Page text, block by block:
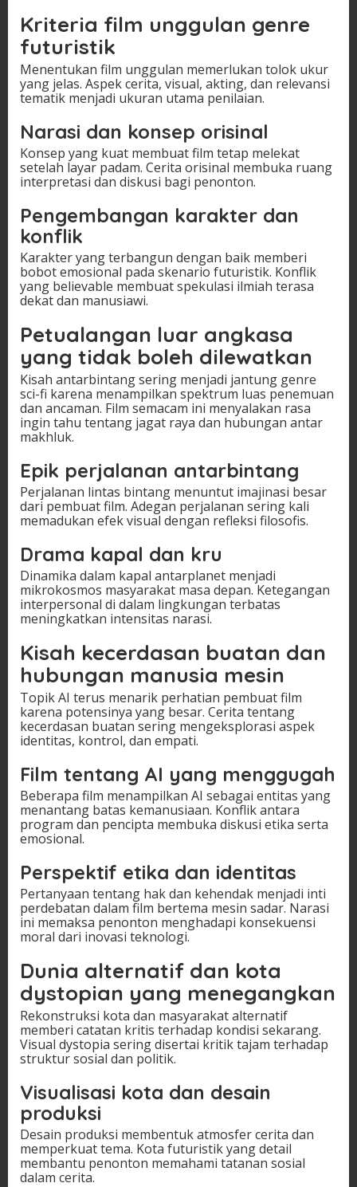
Kriteria film unggulan genre
futuristik
Menentukan film unggulan memerlukan tolok ukur
yang jelas. Aspek cerita, visual, akting, dan relevansi
tematik menjadi ukuran utama penilaian.
Narasi dan konsep orisinal
Konsep yang kuat membuat film tetap melekat
setelah layar padam. Cerita orisinal membuka ruang
interpretasi dan diskusi bagi penonton.
Pengembangan karakter dan
konflik
Karakter yang terbangun dengan baik memberi
bobot emosional pada skenario futuristik. Konflik
yang believable membuat spekulasi ilmiah terasa
dekat dan manusiawi.
Petualangan luar angkasa
yang tidak boleh dilewatkan
Kisah antarbintang sering menjadi jantung genre
sci-fi karena menampilkan spektrum luas penemuan
dan ancaman. Film semacam ini menyalakan rasa
ingin tahu tentang jagat raya dan hubungan antar
makhluk.
Epik perjalanan antarbintang
Perjalanan lintas bintang menuntut imajinasi besar
dari pembuat film. Adegan perjalanan sering kali
memadukan efek visual dengan refleksi filosofis.
Drama kapal dan kru
Dinamika dalam kapal antarplanet menjadi
mikrokosmos masyarakat masa depan. Ketegangan
interpersonal di dalam lingkungan terbatas
meningkatkan intensitas narasi.
Kisah kecerdasan buatan dan
hubungan manusia mesin
Topik AI terus menarik perhatian pembuat film
karena potensinya yang besar. Cerita tentang
kecerdasan buatan sering mengeksplorasi aspek
identitas, kontrol, dan empati.
Film tentang AI yang menggugah
Beberapa film menampilkan AI sebagai entitas yang
menantang batas kemanusiaan. Konflik antara
program dan pencipta membuka diskusi etika serta
emosional.
Perspektif etika dan identitas
Pertanyaan tentang hak dan kehendak menjadi inti
perdebatan dalam film bertema mesin sadar. Narasi
ini memaksa penonton menghadapi konsekuensi
moral dari inovasi teknologi.
Dunia alternatif dan kota
dystopian yang menegangkan
Rekonstruksi kota dan masyarakat alternatif
memberi catatan kritis terhadap kondisi sekarang.
Visual dystopia sering disertai kritik tajam terhadap
struktur sosial dan politik.
Visualisasi kota dan desain
produksi
Desain produksi membentuk atmosfer cerita dan
memperkuat tema. Kota futuristik yang detail
membantu penonton memahami tatanan sosial
dalam cerita.